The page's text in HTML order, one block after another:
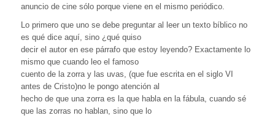
anuncio de cine sólo porque viene en el mismo periódico.
Lo primero que uno se debe preguntar al leer un texto bíblico no
es qué dice aquí, sino ¿qué quiso
decir el autor en ese párrafo que estoy leyendo? Exactamente lo
mismo que cuando leo el famoso
cuento de la zorra y las uvas, (que fue escrita en el siglo VI
antes de Cristo)no le pongo atención al
hecho de que una zorra es la que habla en la fábula, cuando sé
que las zorras no hablan, sino que lo